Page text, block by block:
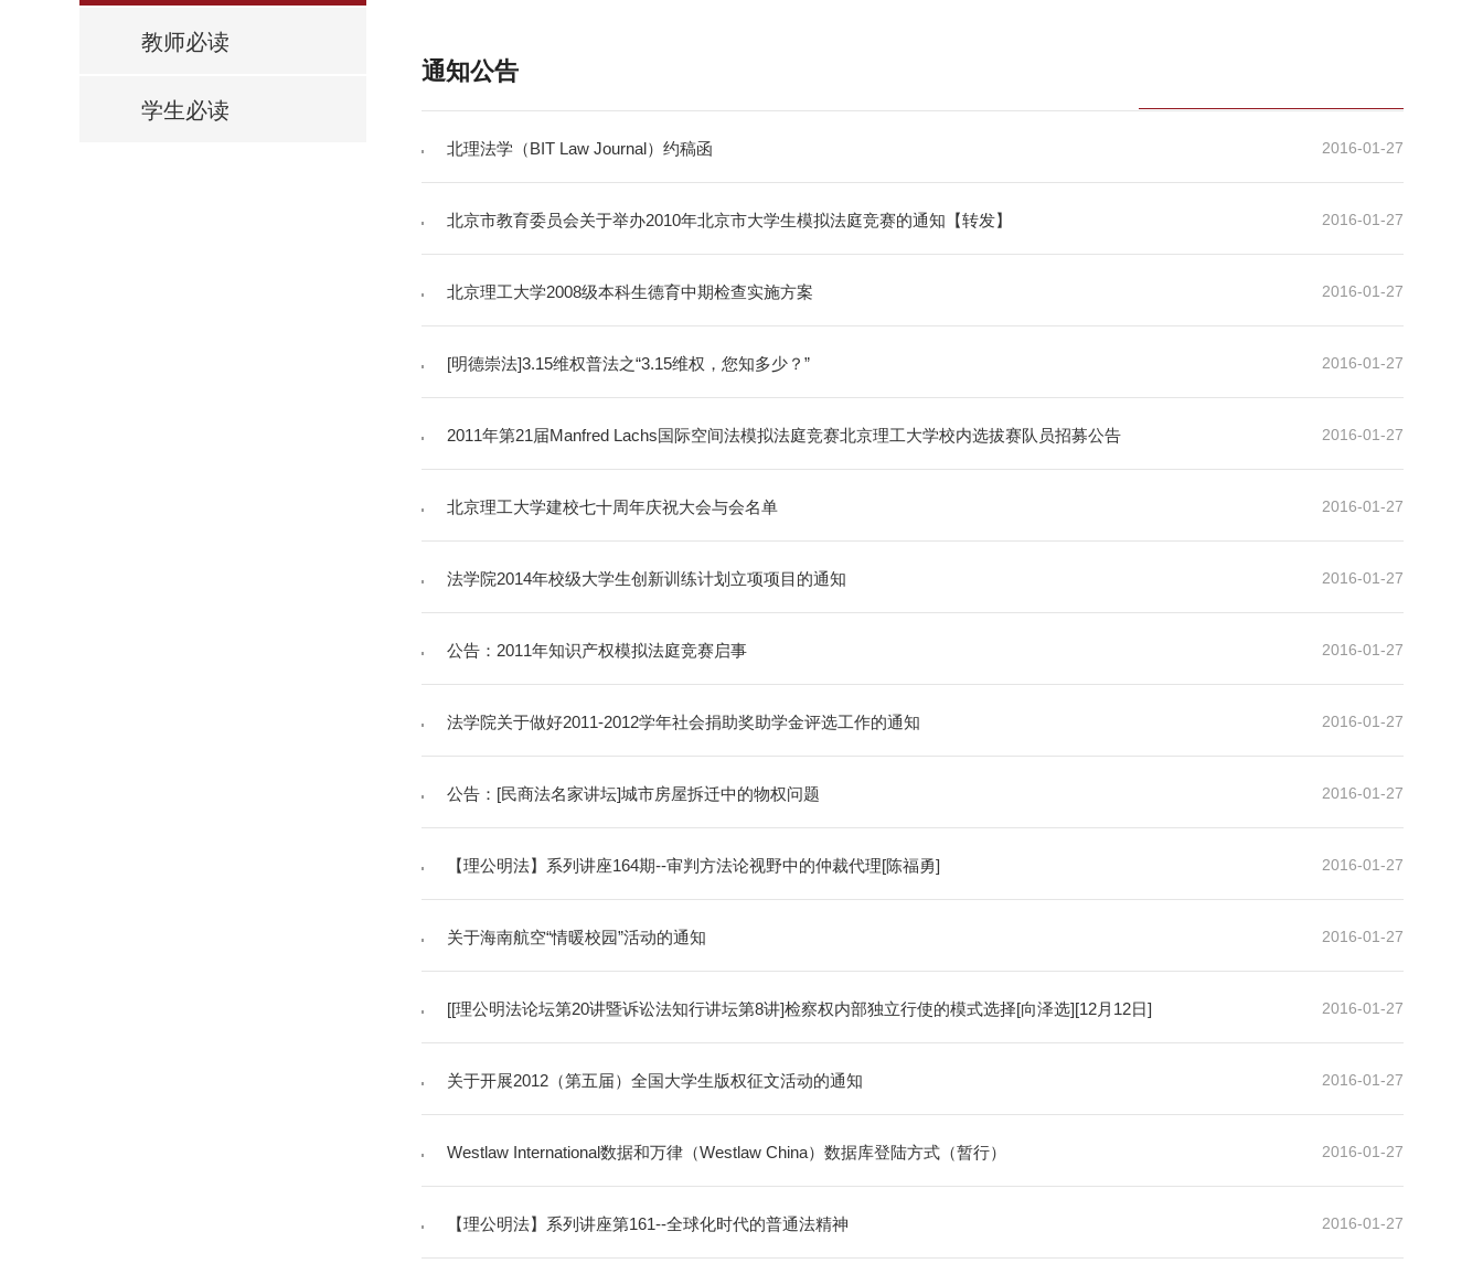
教师必读
学生必读
通知公告
2016-01-27
北理法学（BIT Law Journal）约稿函
2016-01-27
北京市教育委员会关于举办2010年北京市大学生模拟法庭竞赛的通知【转发】
2016-01-27
北京理工大学2008级本科生德育中期检查实施方案
2016-01-27
[明德崇法]3.15维权普法之“3.15维权，您知多少？”
2016-01-27
2011年第21届Manfred Lachs国际空间法模拟法庭竞赛北京理工大学校内选拔赛队员招募公告
2016-01-27
北京理工大学建校七十周年庆祝大会与会名单
2016-01-27
法学院2014年校级大学生创新训练计划立项项目的通知
2016-01-27
公告：2011年知识产权模拟法庭竞赛启事
2016-01-27
法学院关于做好2011-2012学年社会捐助奖助学金评选工作的通知
2016-01-27
公告：[民商法名家讲坛]城市房屋拆迁中的物权问题
2016-01-27
【理公明法】系列讲座164期--审判方法论视野中的仲裁代理[陈福勇]
2016-01-27
关于海南航空“情暖校园”活动的通知
2016-01-27
[[理公明法论坛第20讲暨诉讼法知行讲坛第8讲]检察权内部独立行使的模式选择[向泽选][12月12日]
2016-01-27
关于开展2012（第五届）全国大学生版权征文活动的通知
2016-01-27
Westlaw International数据和万律（Westlaw China）数据库登陆方式（暂行）
2016-01-27
【理公明法】系列讲座第161--全球化时代的普通法精神